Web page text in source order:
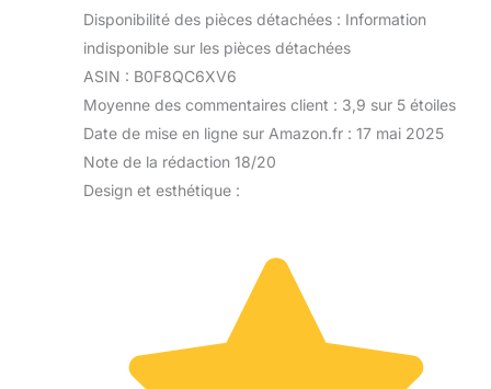
Disponibilité des pièces détachées : Information
indisponible sur les pièces détachées
ASIN : B0F8QC6XV6
Moyenne des commentaires client : 3,9 sur 5 étoiles
Date de mise en ligne sur Amazon.fr : 17 mai 2025
Note de la rédaction 18/20
Design et esthétique :